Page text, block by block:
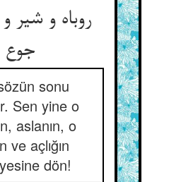
روباه و شیر
sonu
Sen yine o
aslanın, o
ve açlığın
dön!